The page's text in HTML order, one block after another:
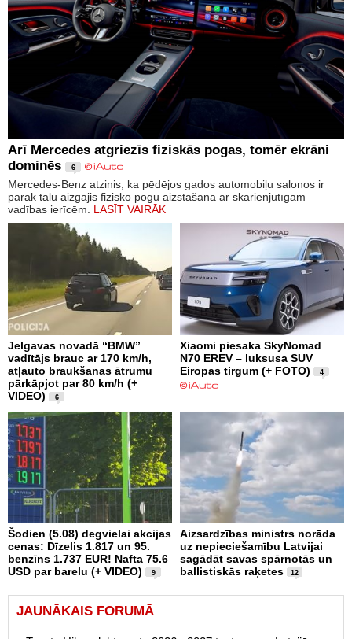
Arī Mercedes atgriezīs fiziskās pogas, tomēr ekrāni
dominēs
6
Mercedes-Benz atzinis, ka pēdējos gados automobiļu salonos ir
pārāk tālu aizgājis fizisko pogu aizstāšanā ar skārienjutīgām
vadības ierīcēm. LASĪT VAIRĀK
Jelgavas novadā “BMW”
vadītājs brauc ar 170 km/h,
atļauto braukšanas ātrumu
pārkāpjot par 80 km/h (+
VIDEO)
6
Xiaomi piesaka SkyNomad
N70 EREV – luksusa SUV
Eiropas tirgum (+ FOTO)
4
Šodien (5.08) degvielai akcijas
cenas: Dīzelis 1.817 un 95.
benzīns 1.737 EUR! Nafta 75.6
USD par barelu (+ VIDEO)
9
Aizsardzības ministrs norāda
uz nepieciešamību Latvijai
sagādāt savas spārnotās un
ballistiskās raķetes
12
JAUNĀKAIS FORUMĀ